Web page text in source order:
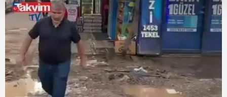
Her halükârda, kullanıcılar, bu çerezlere izin vermedikleri
takdirde, kullanıcılara hedefli reklamlar
gösterilmeyecektir."
Sizlere daha iyi bir hizmet sunabilmek için İnternet
Sitemizde kendimize ve üçüncü kişilere ait çerezler
kullanılmaktadır. Bu çerezler vasıtasıyla çeşitli kişisel